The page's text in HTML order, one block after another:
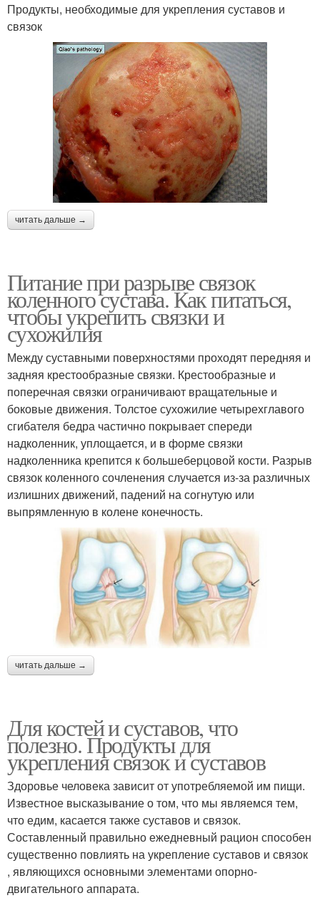
Продукты, необходимые для укрепления суставов и
связок
читать дальше →
Питание при разрыве связок
коленного сустава. Как питаться,
чтобы укрепить связки и
сухожилия
Между суставными поверхностями проходят передняя и
задняя крестообразные связки. Крестообразные и
поперечная связки ограничивают вращательные и
боковые движения. Толстое сухожилие четырехглавого
сгибателя бедра частично покрывает спереди
надколенник, уплощается, и в форме связки
надколенника крепится к большеберцовой кости. Разрыв
связок коленного сочленения случается из-за различных
излишних движений, падений на согнутую или
выпрямленную в колене конечность.
читать дальше →
Для костей и суставов, что
полезно. Продукты для
укрепления связок и суставов
Здоровье человека зависит от употребляемой им пищи.
Известное высказывание о том, что мы являемся тем,
что едим, касается также суставов и связок.
Составленный правильно ежедневный рацион способен
существенно повлиять на укрепление суставов и связок
, являющихся основными элементами опорно-
двигательного аппарата.